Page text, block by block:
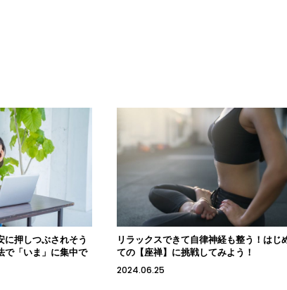
に押しつぶされそう
で「いま」に集中で
リラックスできて自律神経も整う！はじ
ての【座禅】に挑戦してみよう！
2024.06.25